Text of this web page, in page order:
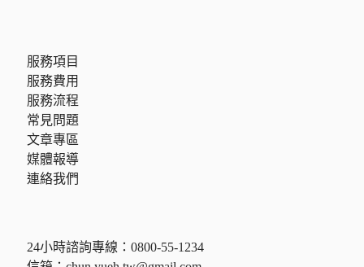
服務項目
服務費用
服務流程
常見問題
文章專區
媒體報導
連絡我們
24小時諮詢專線： 0800-55-1234